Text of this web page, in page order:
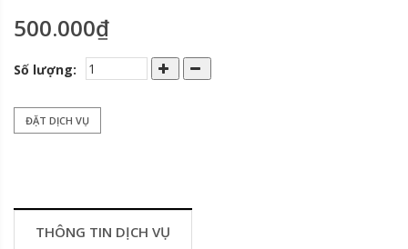
500.000₫
Số lượng:
ĐẶT DỊCH VỤ
THÔNG TIN DỊCH VỤ